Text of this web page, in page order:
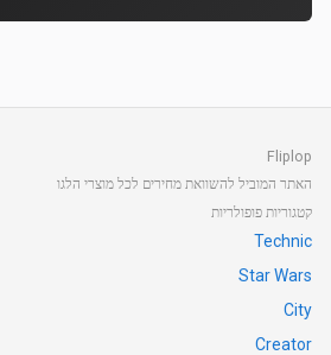
Fliplop
האתר המוביל להשוואת מחירים לכל מוצרי הלגו
קטגוריות פופולריות
Technic
Star Wars
City
Creator